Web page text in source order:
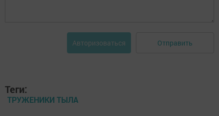
Авторизоваться Отправить
Теги:
ТРУЖЕНИКИ ТЫЛА